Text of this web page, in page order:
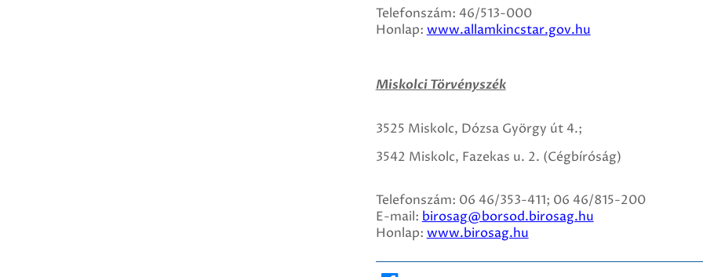
Telefonszám: 46/513-000
Honlap: www.allamkincstar.gov.hu
Miskolci Törvényszék
3525 Miskolc, Dózsa György út 4.;
3542 Miskolc, Fazekas u. 2. (Cégbíróság)
Telefonszám: 06 46/353-411; 06 46/815-200
E-mail: birosag@borsod.birosag.hu
Honlap: www.birosag.hu